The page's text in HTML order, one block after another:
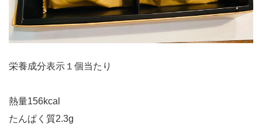
栄養成分表示１個当たり
熱量156kcal
たんぱく質2.3g